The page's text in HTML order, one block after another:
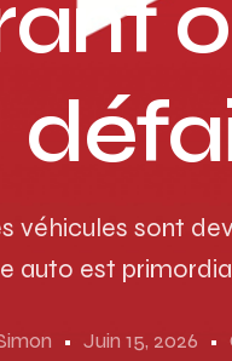
véhicules sont
auto est
Juin 15, 2026